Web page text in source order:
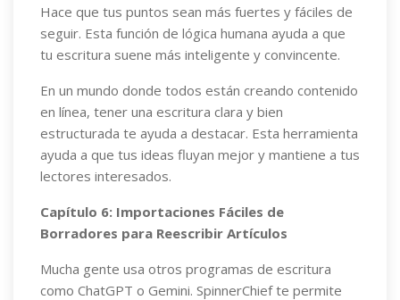
Hace que tus puntos sean más fuertes y fáciles de
seguir. Esta función de lógica humana ayuda a que
tu escritura suene más inteligente y convincente.
En un mundo donde todos están creando contenido
en línea, tener una escritura clara y bien
estructurada te ayuda a destacar. Esta herramienta
ayuda a que tus ideas fluyan mejor y mantiene a tus
lectores interesados.
Capítulo 6: Importaciones Fáciles de
Borradores para Reescribir Artículos
Mucha gente usa otros programas de escritura
como ChatGPT o Gemini. SpinnerChief te permite